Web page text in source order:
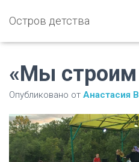
Остров детства
«Мы
Опубликовано от Анастасия